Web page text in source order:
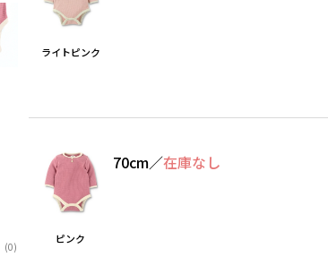
(0)
ライトピンク
ピンク
70cm／在庫なし